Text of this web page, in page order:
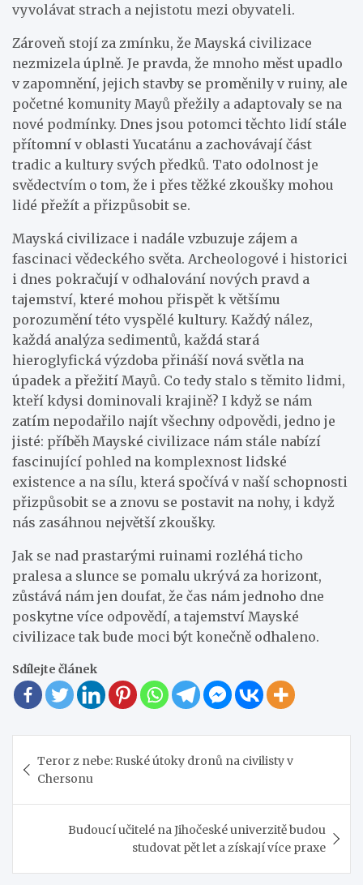
vyvolávat strach a nejistotu mezi obyvateli.
Zároveň stojí za zmínku, že Mayská civilizace
nezmizela úplně. Je pravda, že mnoho měst upadlo
v zapomnění, jejich stavby se proměnily v ruiny, ale
početné komunity Mayů přežily a adaptovaly se na
nové podmínky. Dnes jsou potomci těchto lidí stále
přítomní v oblasti Yucatánu a zachovávají část
tradic a kultury svých předků. Tato odolnost je
svědectvím o tom, že i přes těžké zkoušky mohou
lidé přežít a přizpůsobit se.
Mayská civilizace i nadále vzbuzuje zájem a
fascinaci vědeckého světa. Archeologové i historici
i dnes pokračují v odhalování nových pravd a
tajemství, které mohou přispět k většímu
porozumění této vyspělé kultury. Každý nález,
každá analýza sedimentů, každá stará
hieroglyfická výzdoba přináší nová světla na
úpadek a přežití Mayů. Co tedy stalo s těmito lidmi,
kteří kdysi dominovali krajině? I když se nám
zatím nepodařilo najít všechny odpovědi, jedno je
jisté: příběh Mayské civilizace nám stále nabízí
fascinující pohled na komplexnost lidské
existence a na sílu, která spočívá v naší schopnosti
přizpůsobit se a znovu se postavit na nohy, i když
nás zasáhnou největší zkoušky.
Jak se nad prastarými ruinami rozléhá ticho
pralesa a slunce se pomalu ukrývá za horizont,
zůstává nám jen doufat, že čas nám jednoho dne
poskytne více odpovědí, a tajemství Mayské
civilizace tak bude moci být konečně odhaleno.
Sdílejte článek
pro
příspěvek
Teror z nebe: Ruské útoky dronů na civilisty v
Chersonu
Budoucí učitelé na Jihočeské univerzitě budou
studovat pět let a získají více praxe